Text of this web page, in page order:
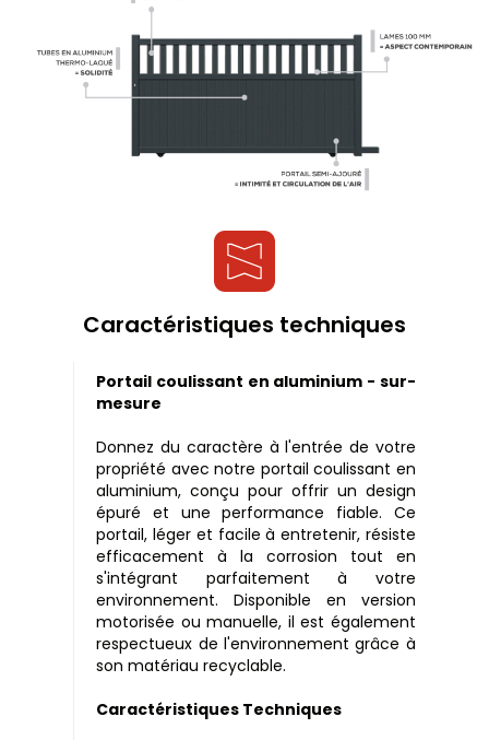
Caractéristiques techniques
Portail coulissant en aluminium - sur-
mesure
Donnez du caractère à l'entrée de votre
propriété avec notre portail coulissant en
aluminium, conçu pour offrir un design
épuré et une performance fiable. Ce
portail, léger et facile à entretenir, résiste
efficacement à la corrosion tout en
s'intégrant parfaitement à votre
environnement. Disponible en version
motorisée ou manuelle, il est également
respectueux de l'environnement grâce à
son matériau recyclable.
Caractéristiques Techniques